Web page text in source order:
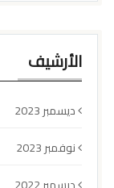
الأرشيف
ديسمبر 2023
نوفمبر 2023